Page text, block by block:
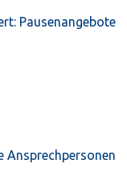
Pausenangebote
Ansprechpersonen